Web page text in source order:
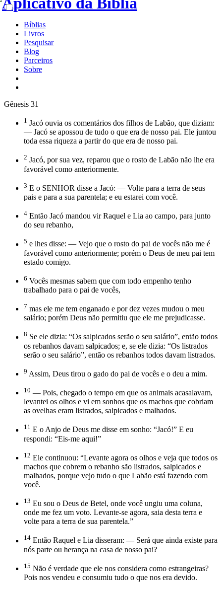
Bíblias
Livros
Pesquisar
Blog
Parceiros
Sobre
Gênesis 31
1 Jacó ouvia os comentários dos filhos de Labão, que diziam:
— Jacó se apossou de tudo o que era de nosso pai. Ele juntou
toda essa riqueza a partir do que era de nosso pai.
2 Jacó, por sua vez, reparou que o rosto de Labão não lhe era
favorável como anteriormente.
3 E o SENHOR disse a Jacó: — Volte para a terra de seus
pais e para a sua parentela; e eu estarei com você.
4 Então Jacó mandou vir Raquel e Lia ao campo, para junto
do seu rebanho,
5 e lhes disse: — Vejo que o rosto do pai de vocês não me é
favorável como anteriormente; porém o Deus de meu pai tem
estado comigo.
6 Vocês mesmas sabem que com todo empenho tenho
trabalhado para o pai de vocês,
7 mas ele me tem enganado e por dez vezes mudou o meu
salário; porém Deus não permitiu que ele me prejudicasse.
8 Se ele dizia: “Os salpicados serão o seu salário”, então todos
os rebanhos davam salpicados; e, se ele dizia: “Os listrados
serão o seu salário”, então os rebanhos todos davam listrados.
9 Assim, Deus tirou o gado do pai de vocês e o deu a mim.
10 — Pois, chegado o tempo em que os animais acasalavam,
levantei os olhos e vi em sonhos que os machos que cobriam
as ovelhas eram listrados, salpicados e malhados.
11 E o Anjo de Deus me disse em sonho: “Jacó!” E eu
respondi: “Eis-me aqui!”
12 Ele continuou: “Levante agora os olhos e veja que todos os
machos que cobrem o rebanho são listrados, salpicados e
malhados, porque vejo tudo o que Labão está fazendo com
você.
13 Eu sou o Deus de Betel, onde você ungiu uma coluna,
onde me fez um voto. Levante-se agora, saia desta terra e
volte para a terra de sua parentela.”
14 Então Raquel e Lia disseram: — Será que ainda existe para
nós parte ou herança na casa de nosso pai?
15 Não é verdade que ele nos considera como estrangeiras?
Pois nos vendeu e consumiu tudo o que nos era devido.